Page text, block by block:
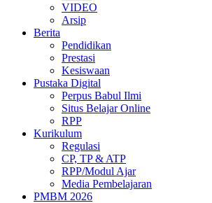
VIDEO
Arsip
Berita
Pendidikan
Prestasi
Kesiswaan
Pustaka Digital
Perpus Babul Ilmi
Situs Belajar Online
RPP
Kurikulum
Regulasi
CP, TP & ATP
RPP/Modul Ajar
Media Pembelajaran
PMBM 2026